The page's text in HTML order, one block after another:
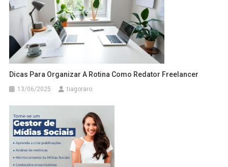
Dicas Para Organizar A Rotina Como Redator Freelancer
13/06/2025 tiagoraro